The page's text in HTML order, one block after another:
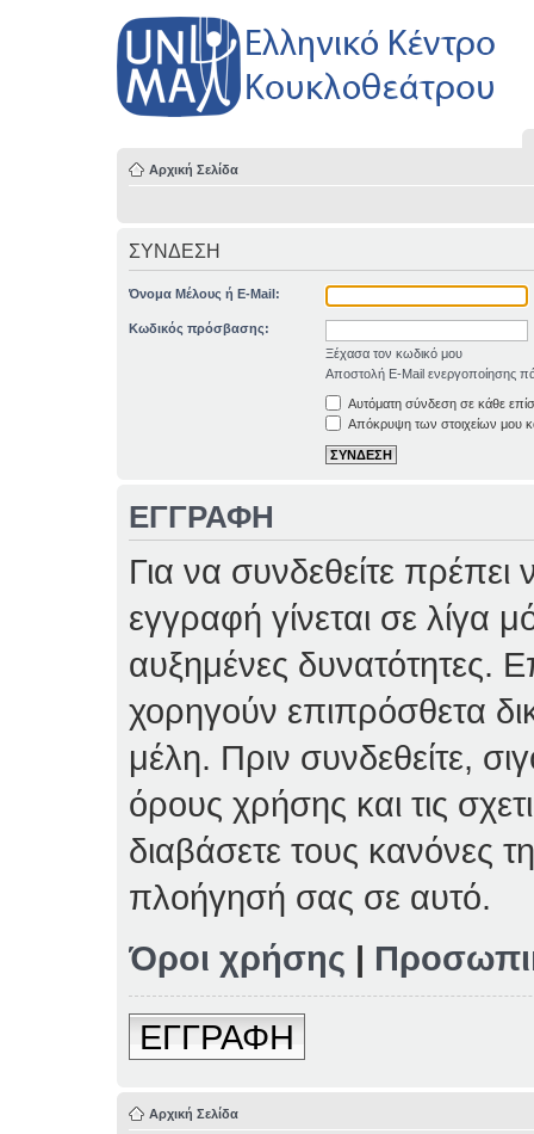
Αρχική Σελίδα
ΣΥΝΔΕΣΗ
Όνομα Μέλους ή E-Mail:
Κωδικός πρόσβασης:
Ξέχασα τον κωδικό μου
Αποστολή E-Mail ενεργοποίησης
Αυτόματη σύνδεση σε κάθε
Απόκρυψη των στοιχείων μου
ΕΓΓΡΑΦΗ
Για να συνδεθείτε
εγγραφή γίνεται σε λίγα
αυξημένες δυνατότητες.
χορηγούν επιπρόσθετα
μέλη. Πριν συνδεθείτε,
όρους χρήσης και τις
διαβάσετε τους κανόνες
πλοήγησή σας σε αυτό.
Όροι χρήσης |
ΕΓΓΡΑΦΗ
Αρχική Σελίδα